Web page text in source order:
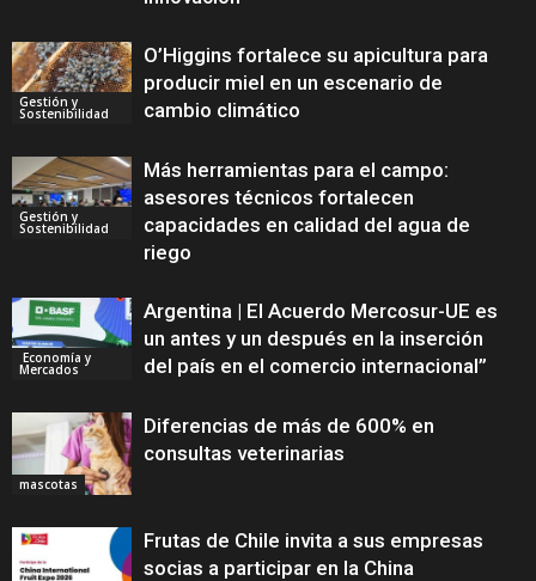
Gestión y
Sostenibilidad
O’Higgins fortalece su apicultura para
producir miel en un escenario de
cambio climático
Gestión y
Sostenibilidad
Más herramientas para el campo:
asesores técnicos fortalecen
capacidades en calidad del agua de
riego
Economía y
Mercados
Argentina | El Acuerdo Mercosur-UE es
un antes y un después en la inserción
del país en el comercio internacional”
mascotas
Diferencias de más de 600% en
consultas veterinarias
Frutas de Chile invita a sus empresas
socias a participar en la China